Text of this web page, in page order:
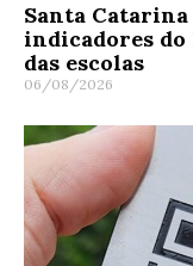
Santa
indicadores do
das escolas
06/08/2026